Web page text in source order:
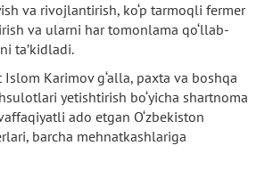
va rivojlantirish, ko‘p tarmoqli fermer
va ularni har tomonlama qo‘llab-
ta’kidladi.
Islom Karimov g‘alla, paxta va boshqa
yetishtirish bo‘yicha shartnoma
ado etgan O‘zbekiston
barcha mehnatkashlariga